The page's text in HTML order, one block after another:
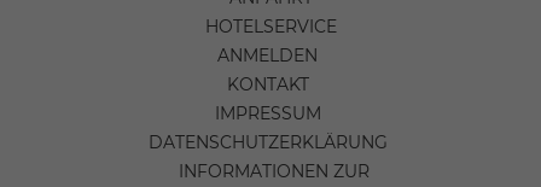
HOTELSERVICE
ANMELDEN
KONTAKT
IMPRESSUM
DATENSCHUTZERKLÄRUNG
INFORMATIONEN ZUR